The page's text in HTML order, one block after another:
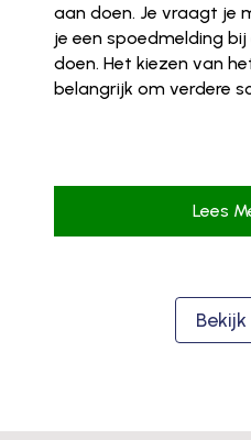
aan doen. Je vraagt je
je een spoedmelding
doen. Het kiezen van
belangrijk om verdere
Lees